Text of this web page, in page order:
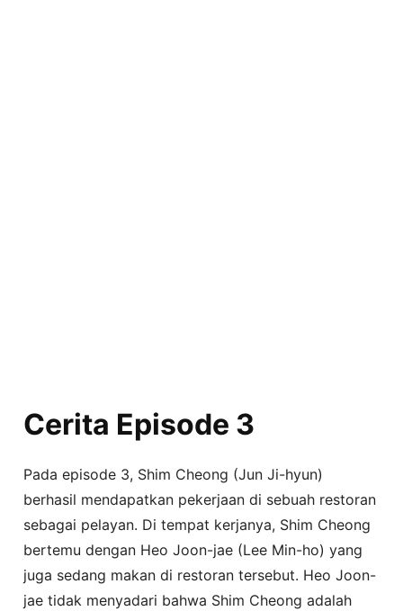
Cerita Episode 3
Pada episode 3, Shim Cheong (Jun Ji-hyun)
berhasil mendapatkan pekerjaan di sebuah restoran
sebagai pelayan. Di tempat kerjanya, Shim Cheong
bertemu dengan Heo Joon-jae (Lee Min-ho) yang
juga sedang makan di restoran tersebut. Heo Joon-
jae tidak menyadari bahwa Shim Cheong adalah